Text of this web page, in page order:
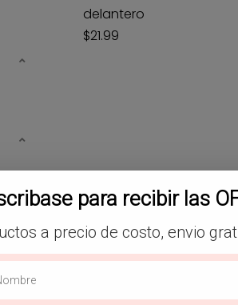
delantero
$21.99
para recibir las
a precio de costo, envio